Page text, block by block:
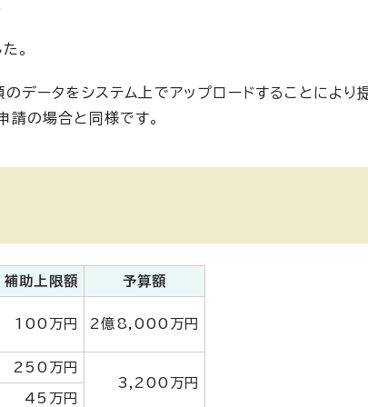
。
データをシステム上でアップロードすることにより
請の場合と同様です。
補助上限額 予算額
100万円 2億8,000万円
250万円
3,200万円
45万円